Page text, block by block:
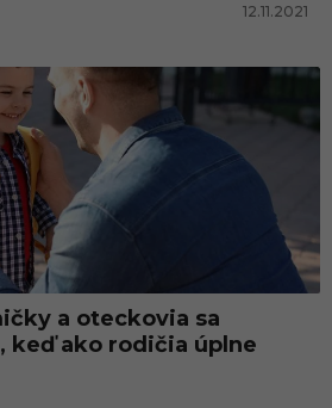
12.11.2021
a oteckovia sa
keď ako rodičia úplne